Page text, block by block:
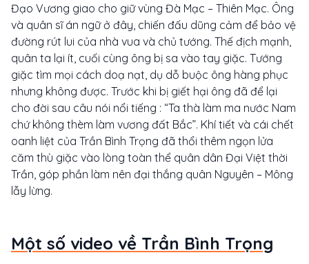
Đạo Vương giao cho giữ vùng Đà Mạc – Thiên Mạc. Ông
và quân sĩ án ngữ ở đây, chiến đấu dũng cảm để bảo vệ
đường rút lui của nhà vua và chủ tướng. Thế địch mạnh,
quân ta lại ít, cuối cùng ông bị sa vào tay giặc. Tướng
giặc tìm mọi cách doạ nạt, dụ dỗ buộc ông hàng phục
nhưng không được. Trước khi bị giết hại ông đã để lại
cho đời sau câu nói nổi tiếng : “Ta thà làm ma nước Nam
chứ không thèm làm vương đất Bắc”. Khí tiết và cái chết
oanh liệt của Trần Bình Trọng đã thổi thêm ngọn lửa
căm thù giặc vào lòng toàn thể quân dân Đại Việt thời
Trần, góp phần làm nên đại thắng quân Nguyên – Mông
lẫy lừng.
Một số video về Trần Bình Trọng